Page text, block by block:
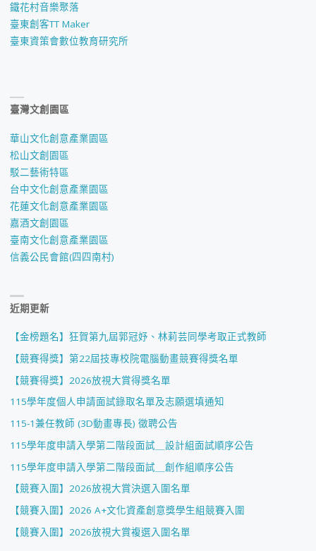
鐵花村音樂聚落
臺東創客TT Maker
臺東資策會數位教育研究所
臺灣文創園區
華山文化創意產業園區
松山文創園區
駁二藝術特區
台中文化創意產業園區
花蓮文化創意產業園區
嘉酒文創園區
臺南文化創意產業園區
信義公民會館(四四南村)
近期更新
【金榜題名】狂賀第九屆郭冠妤、林莉芸同學考取正式教師
【競賽得獎】第22屆技專校院電腦動畫競賽得獎名單
【競賽得獎】2026放視大賞得獎名單
115學年度個人申請面試錄取名單及志願選填通知
115-1兼任教師 (3D動畫專長) 徵聘公告
115學年度申請入學第二階段面試＿設計組面試順序公告
115學年度申請入學第二階段面試＿創作組順序公告
【競賽入圍】2026放視大賞決選入圍名單
【競賽入圍】2026 A+文化資產創意獎學生組競賽入圍
【競賽入圍】2026放視大賞複選入圍名單